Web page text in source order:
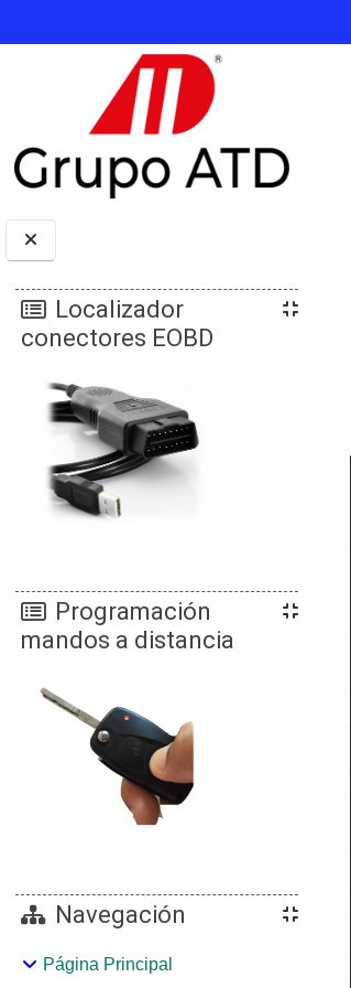
Bloques
Localizador
conectores EOBD
Programación
mandos a distancia
Navegación
Página Principal